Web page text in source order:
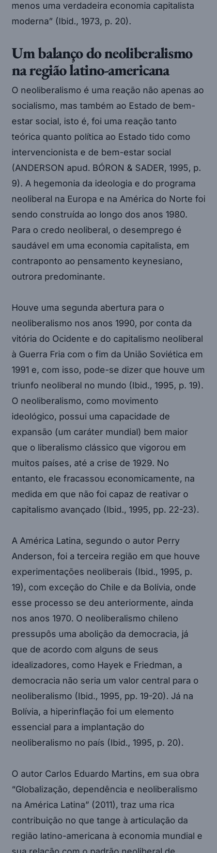
menos uma verdadeira economia capitalista
moderna” (Ibid., 1973, p. 20).
Um balanço do neoliberalismo
na região latino-americana
O neoliberalismo é uma reação não apenas ao
socialismo, mas também ao Estado de bem-
estar social, isto é, foi uma reação tanto
teórica quanto política ao Estado tido como
intervencionista e de bem-estar social
(ANDERSON apud. BÓRON & SADER, 1995, p.
9). A hegemonia da ideologia e do programa
neoliberal na Europa e na América do Norte foi
sendo construída ao longo dos anos 1980.
Para o credo neoliberal, o desemprego é
saudável em uma economia capitalista, em
contraponto ao pensamento keynesiano,
outrora predominante.
Houve uma segunda abertura para o
neoliberalismo nos anos 1990, por conta da
vitória do Ocidente e do capitalismo neoliberal
à Guerra Fria com o fim da União Soviética em
1991 e, com isso, pode-se dizer que houve um
triunfo neoliberal no mundo (Ibid., 1995, p. 19).
O neoliberalismo, como movimento
ideológico, possui uma capacidade de
expansão (um caráter mundial) bem maior
que o liberalismo clássico que vigorou em
muitos países, até a crise de 1929. No
entanto, ele fracassou economicamente, na
medida em que não foi capaz de reativar o
capitalismo avançado (Ibid., 1995, pp. 22-23).
A América Latina, segundo o autor Perry
Anderson, foi a terceira região em que houve
experimentações neoliberais (Ibid., 1995, p.
19), com exceção do Chile e da Bolívia, onde
esse processo se deu anteriormente, ainda
nos anos 1970. O neoliberalismo chileno
pressupôs uma abolição da democracia, já
que de acordo com alguns de seus
idealizadores, como Hayek e Friedman, a
democracia não seria um valor central para o
neoliberalismo (Ibid., 1995, pp. 19-20). Já na
Bolívia, a hiperinflação foi um elemento
essencial para a implantação do
neoliberalismo no país (Ibid., 1995, p. 20).
O autor Carlos Eduardo Martins, em sua obra
“Globalização, dependência e neoliberalismo
na América Latina” (2011), traz uma rica
contribuição no que tange à articulação da
região latino-americana à economia mundial e